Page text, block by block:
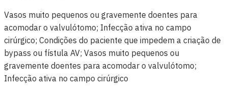
Vasos muito pequenos ou gravemente doentes para
acomodar o valvulótomo; Infecção ativa no campo
cirúrgico; Condições do paciente que impedem a criação de
bypass ou fístula AV; Vasos muito pequenos ou
gravemente doentes para acomodar o valvulótomo;
Infecção ativa no campo cirúrgico